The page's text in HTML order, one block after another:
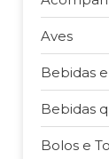
Aves
Bebidas
Bebidas
Bolos e